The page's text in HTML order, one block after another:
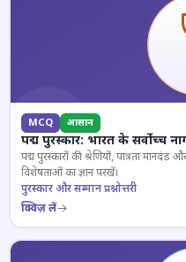
MCQ आसान
पद्म पुरस्कार: भारत के सर्वोच्च
पद्म पुरस्कारों की श्रेणियों, पात्रता
विशेषताओं का ज्ञान परखें।
पुरस्कार और सम्मान प्रश्नोत्तरी
क्विज़ लें